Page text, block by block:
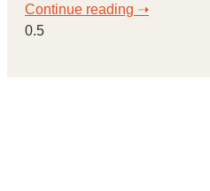
Continue reading ➝